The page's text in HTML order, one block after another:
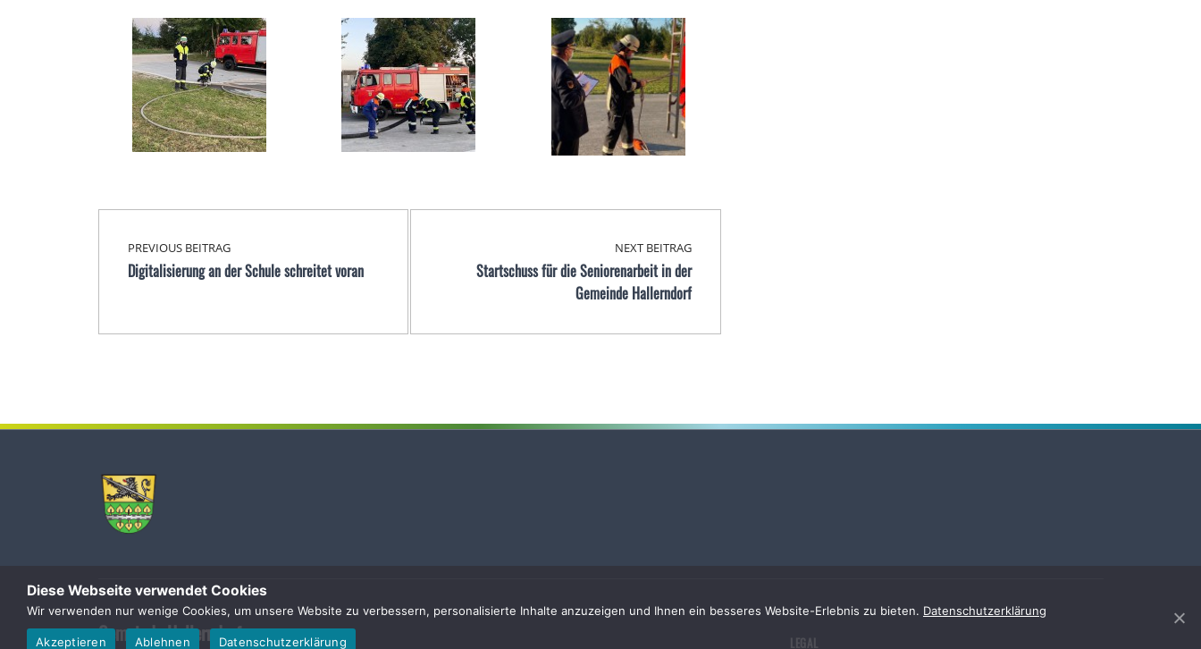
Skip back to main navigation
Beitragsnavigation
PREVIOUS BEITRAG
Digitalisierung an der Schule schreitet voran
NEXT BEITRAG
Startschuss für die Seniorenarbeit in der
Gemeinde Hallerndorf
Gemeinde Hallerndorf LEGAL
Diese Webseite verwendet Cookies
Wir verwenden nur wenige Cookies, um unsere Website zu verbessern, personalisierte Inhalte anzuzeigen und Ihnen ein besseres Website-Erlebnis zu bieten. Datenschutzerklärung
Akzeptieren Ablehnen Datenschutzerklärung